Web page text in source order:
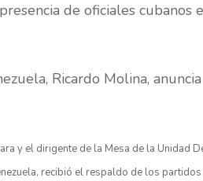
de oficiales cubanos
Ricardo Molina, anuncia
y el dirigente de la Mesa de la Unidad
recibió el respaldo de los